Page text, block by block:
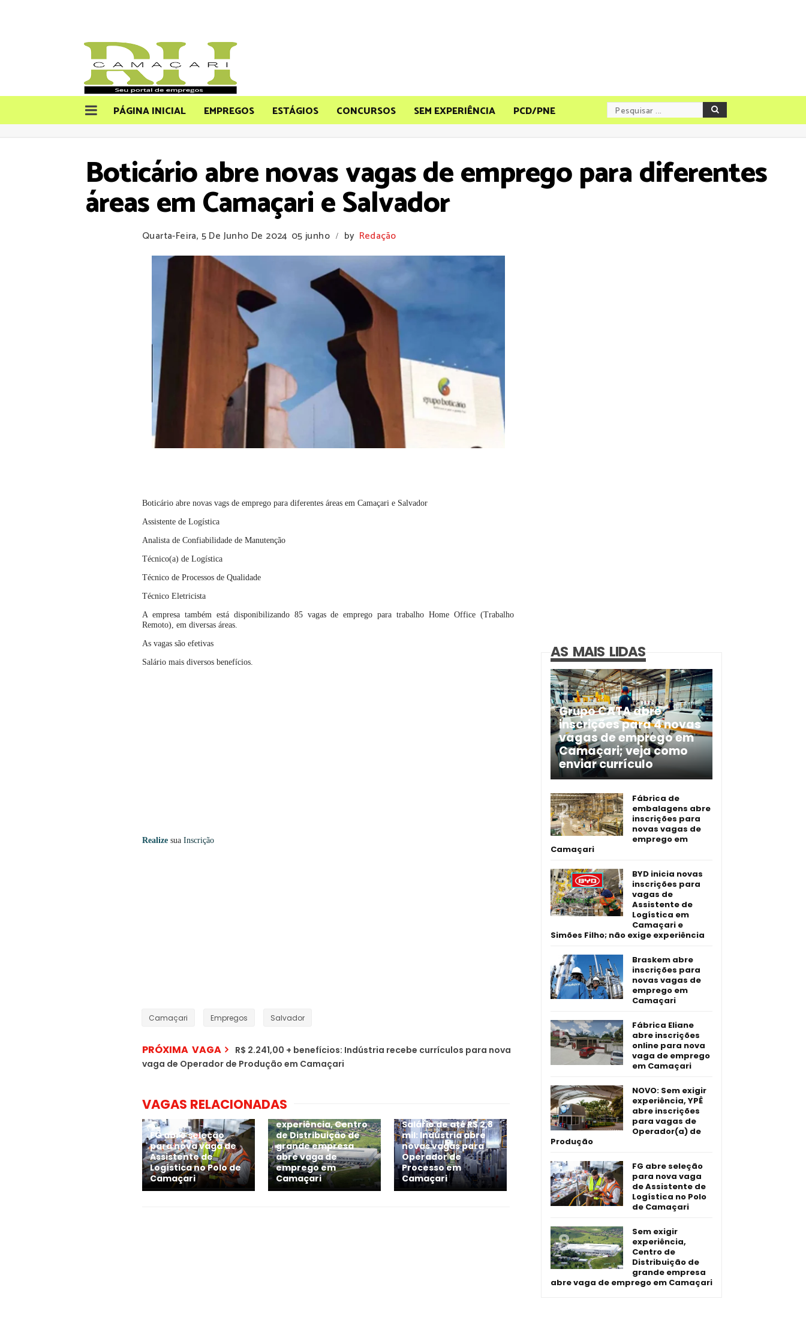
PÁGINA INICIAL EMPREGOS ESTÁGIOS CONCURSOS SEM EXPERIÊNCIA PCD/PNE
Boticário abre novas vagas de emprego para diferentes
áreas em Camaçari e Salvador
Quarta-Feira, 5 De Junho De 2024 05 junho / by Redação
Boticário abre novas vags de emprego para diferentes áreas em Camaçari e Salvador
Assistente de Logística
Analista de Confiabilidade de Manutenção
Técnico(a) de Logística
Técnico de Processos de Qualidade
Técnico Eletricista
A empresa também está disponibilizando 85 vagas de emprego para trabalho Home Office (Trabalho
Remoto), em diversas áreas.
As vagas são efetivas
Salário mais diversos benefícios.
Realize sua Inscrição
Camaçari Empregos Salvador
PRÓXIMA VAGA
R$ 2.241,00 + benefícios: Indústria recebe currículos para nova
vaga de Operador de Produção em Camaçari
VAGAS RELACIONADAS
FG abre seleção
para nova vaga de
Assistente de
Logística no Polo de
Camaçari
experiência, Centro
de Distribuição de
grande empresa
abre vaga de
emprego em
Camaçari
Salário de até R$ 2,8
mil: Indústria abre
novas vagas para
Operador de
Processo em
Camaçari
AS MAIS LIDAS
Grupo CATA abre
inscrições para 4 novas
vagas de emprego em
Camaçari; veja como
enviar currículo
Fábrica de
embalagens abre
inscrições para
novas vagas de
emprego em
Camaçari
BYD inicia novas
inscrições para
vagas de
Assistente de
Logística em
Camaçari e
Simões Filho; não exige experiência
Braskem abre
inscrições para
novas vagas de
emprego em
Camaçari
Fábrica Eliane
abre inscrições
online para nova
vaga de emprego
em Camaçari
NOVO: Sem exigir
experiência, YPÊ
abre inscrições
para vagas de
Operador(a) de
Produção
FG abre seleção
para nova vaga
de Assistente de
Logística no Polo
de Camaçari
Sem exigir
experiência,
Centro de
Distribuição de
grande empresa
abre vaga de emprego em Camaçari